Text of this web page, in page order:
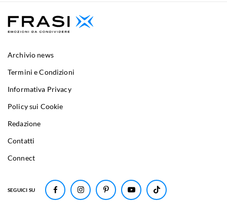
SEGUICI SU
Archivio news
Termini e Condizioni
Informativa Privacy
Policy sui Cookie
Redazione
Contatti
Connect